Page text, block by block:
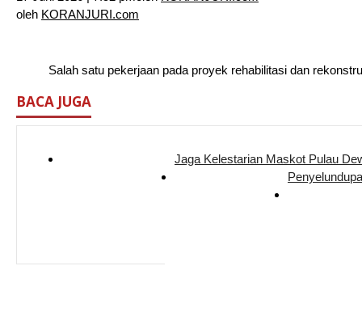
oleh KORANJURI.com
Salah satu pekerjaan pada proyek rehabilitasi dan
BACA JUGA
Jaga Kelestarian Maskot Pulau